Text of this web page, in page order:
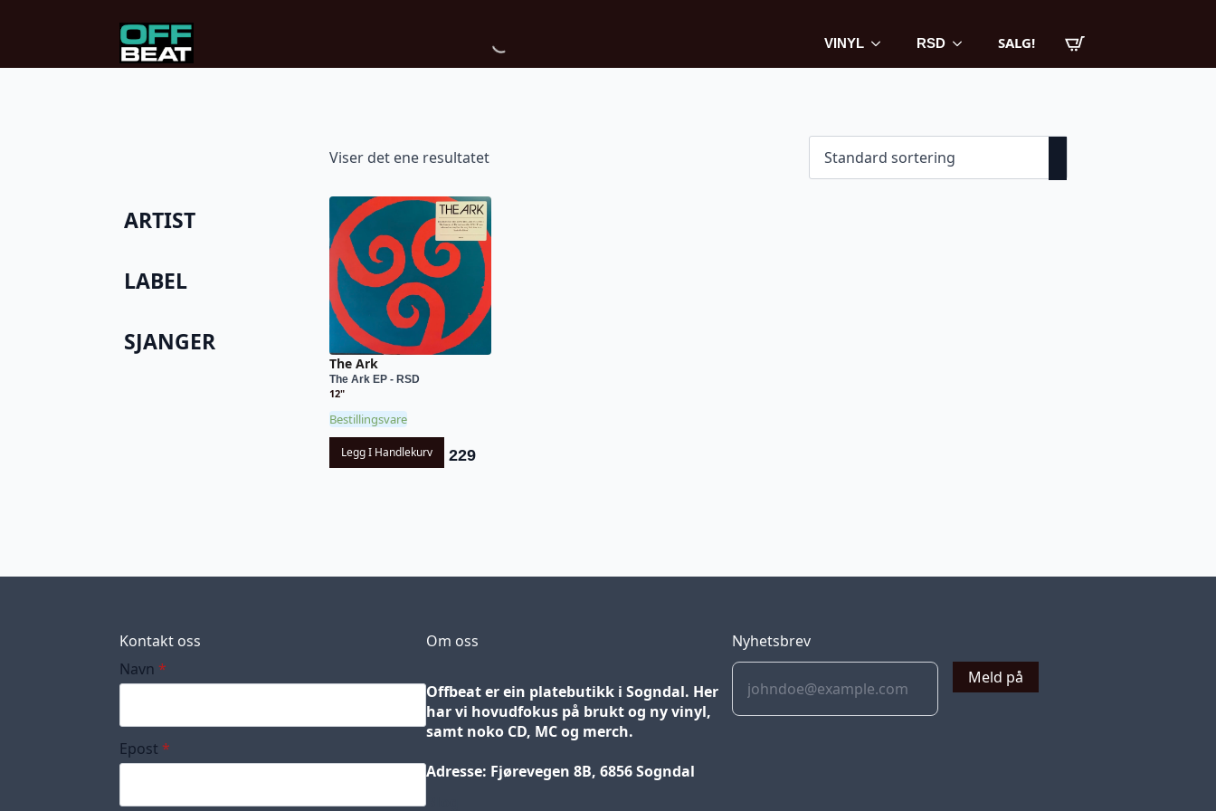
VINYL RSD SALG!
ARTIST
LABEL
SJANGER
Viser det ene resultatet
The Ark
The Ark EP - RSD
12"
Bestillingsvare
Legg I Handlekurv 229
Kontakt oss
Navn *
Epost *
Om oss
Offbeat er ein platebutikk i Sogndal. Her
har vi hovudfokus på brukt og ny vinyl,
samt noko CD, MC og merch.
Adresse: Fjørevegen 8B, 6856 Sogndal
Blog
Nyhetsbrev
Meld på